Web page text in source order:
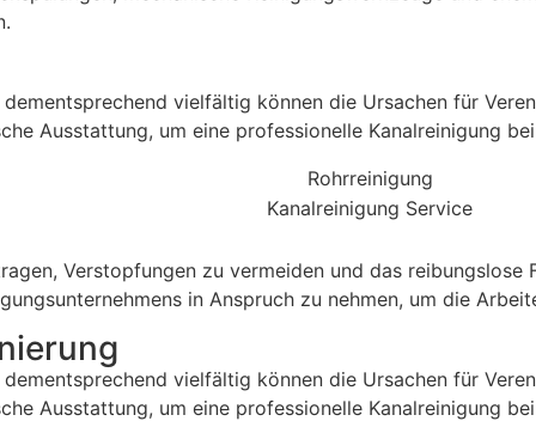
vielfältig können die Ursachen für
Ausstattung, um eine professionelle Kanalreinigung
Verstopfungen zu vermeiden und das
in Anspruch zu nehmen, um die
vielfältig können die Ursachen für
Ausstattung, um eine professionelle Kanalreinigung